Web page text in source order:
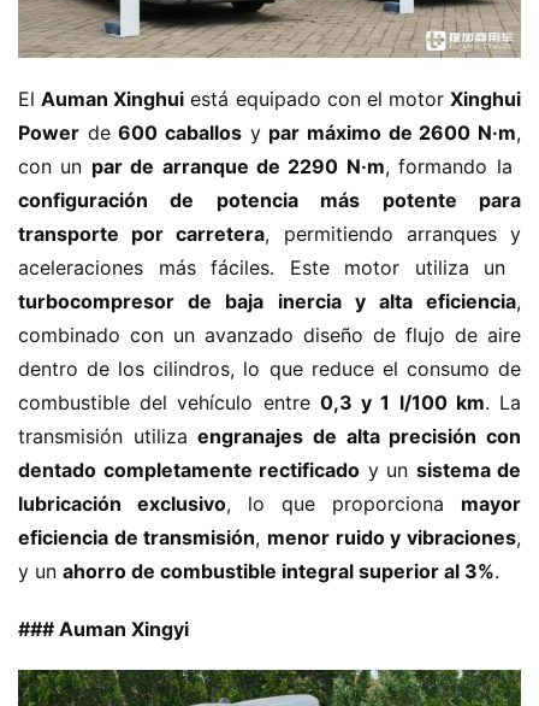
El ​​Auman Xinghui​ ​ está equipado con el motor ​ ​Xinghui
Power​ ​ de ​​600 caballos​ ​ y ​ ​par máximo de 2600 N·m​​,
con un ​ ​par de arranque de 2290 N·m​​, formando la ​
configuración de potencia más potente para
transporte por carretera​​, permitiendo arranques y
aceleraciones más fáciles. Este motor utiliza un ​
turbocompresor de baja inercia y alta eficiencia​​,
combinado con un avanzado diseño de flujo de aire
dentro de los cilindros, lo que reduce el consumo de
combustible del vehículo entre ​ ​0,3 y 1 l/100 km​​. La
transmisión utiliza ​​engranajes de alta precisión con
dentado completamente rectificado​ ​ y un ​ ​sistema de
lubricación exclusivo​​, lo que proporciona ​ ​mayor
eficiencia de transmisión​​, ​ ​menor ruido y vibraciones​​,
y un ​ ​ahorro de combustible integral superior al 3%​​.
​### Auman Xingyi​